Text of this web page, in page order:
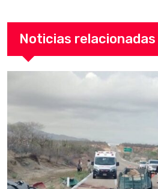
Noticias relacionadas